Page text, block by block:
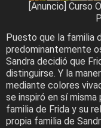
[Anuncio] Curso
Puesto que la familia
predominantemente
Sandra decidió que
distinguirse. Y la
mediante colores
se inspiró en sí misma
familia de Frida y su
propia familia de